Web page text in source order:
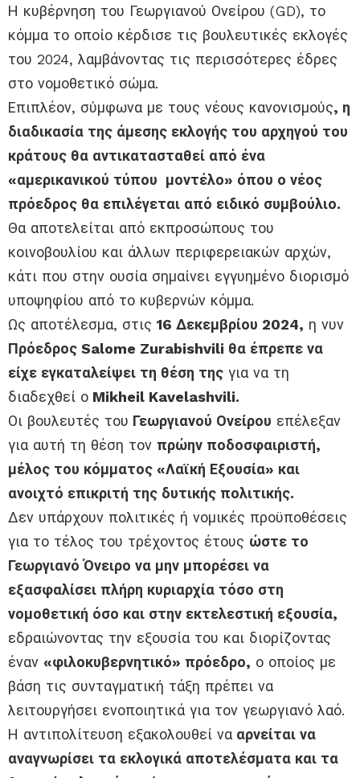
Η κυβέρνηση του Γεωργιανού Ονείρου (GD), το
κόμμα το οποίο κέρδισε τις βουλευτικές εκλογές
του 2024, λαμβάνοντας τις περισσότερες έδρες
στο νομοθετικό σώμα.
Επιπλέον, σύμφωνα με τους νέους κανονισμούς, η
διαδικασία της άμεσης εκλογής του αρχηγού του
κράτους θα αντικατασταθεί από ένα
«αμερικανικού τύπου μοντέλο» όπου ο νέος
πρόεδρος θα επιλέγεται από ειδικό συμβούλιο.
Θα αποτελείται από εκπροσώπους του
κοινοβουλίου και άλλων περιφερειακών αρχών,
κάτι που στην ουσία σημαίνει εγγυημένο διορισμό
υποψηφίου από το κυβερνών κόμμα.
Ως αποτέλεσμα, στις 16 Δεκεμβρίου 2024, η νυν
Πρόεδρος Salome Zurabishvili θα έπρεπε να
είχε εγκαταλείψει τη θέση της για να τη
διαδεχθεί ο Mikheil Kavelashvili.
Οι βουλευτές του Γεωργιανού Ονείρου επέλεξαν
για αυτή τη θέση τον πρώην ποδοσφαιριστή,
μέλος του κόμματος «Λαϊκή Εξουσία» και
ανοιχτό επικριτή της δυτικής πολιτικής.
Δεν υπάρχουν πολιτικές ή νομικές προϋποθέσεις
για το τέλος του τρέχοντος έτους ώστε το
Γεωργιανό Όνειρο να μην μπορέσει να
εξασφαλίσει πλήρη κυριαρχία τόσο στη
νομοθετική όσο και στην εκτελεστική εξουσία,
εδραιώνοντας την εξουσία του και διορίζοντας
έναν «φιλοκυβερνητικό» πρόεδρο, ο οποίος με
βάση τις συνταγματική τάξη πρέπει να
λειτουργήσει ενοποιητικά για τον γεωργιανό λαό.
Η αντιπολίτευση εξακολουθεί να αρνείται να
αναγνωρίσει τα εκλογικά αποτελέσματα και τα